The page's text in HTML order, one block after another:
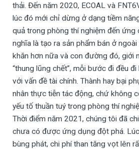
thải. Đến năm 2020, ECOAL và
lúc đó mới chỉ dừng ở dạng tiềm
quả trong phòng thí nghiệm đến ứng
nghĩa là tạo ra sản phẩm bán ở
khăn hơn nữa và con đường đó, giới
“thung lũng chết”, mỗi bước đi đều
với vấn đề tài chính. Thành hay bại
nhân thực tiễn tác động, chứ không
yếu tố thuần tuý trong phòng thí
Thời điểm năm 2021, chúng tôi đã
chưa có được ứng dụng đột phá.
bùng phát, chi phí than tăng vọt lên